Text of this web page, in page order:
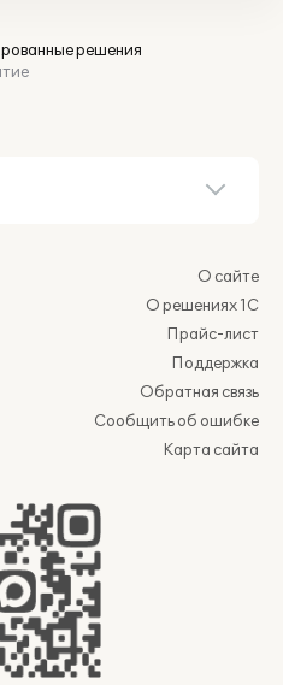
решения
О сайте
О решениях 1С
Прайс-лист
Поддержка
Обратная связь
Сообщить об ошибке
Карта сайта